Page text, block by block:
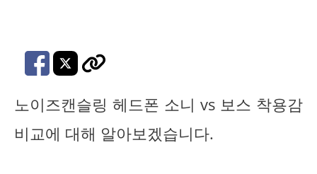
노이즈캔슬링 헤드폰 소니 vs 보스 착용감
비교에 대해 알아보겠습니다.